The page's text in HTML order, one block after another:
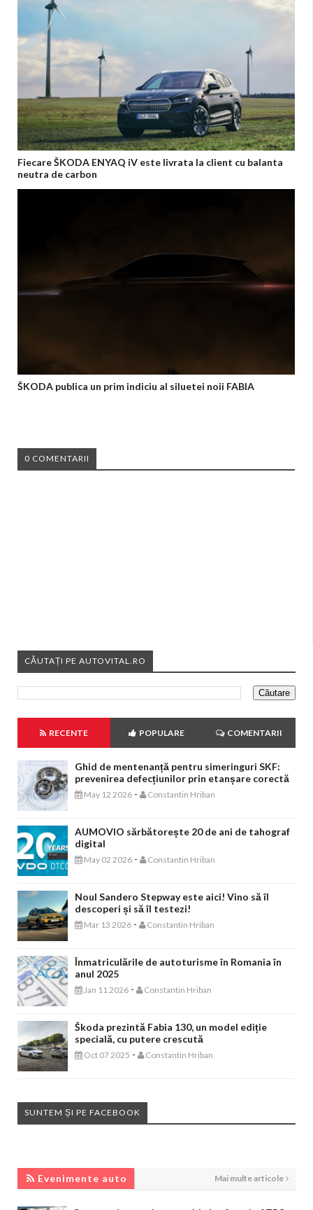
Fiecare ŠKODA ENYAQ iV este livrata la client cu balanta
neutra de carbon
ŠKODA publica un prim indiciu al siluetei noii FABIA
0 COMENTARII
CĂUTAȚI PE AUTOVITAL.RO
RECENTE POPULARE COMENTARII
Ghid de mentenanță pentru simeringuri SKF:
prevenirea defecțiunilor prin etanșare corectă
May 12 2026 - Constantin Hriban
AUMOVIO sărbătorește 20 de ani de tahograf
digital
May 02 2026 - Constantin Hriban
Noul Sandero Stepway este aici! Vino să îl
descoperi și să îl testezi!
Mar 13 2026 - Constantin Hriban
Înmatriculările de autoturisme în Romania în
anul 2025
Jan 11 2026 - Constantin Hriban
Škoda prezintă Fabia 130, un model ediție
specială, cu putere crescută
Oct 07 2025 - Constantin Hriban
SUNTEM ȘI PE FACEBOOK
Evenimente auto Mai multe articole